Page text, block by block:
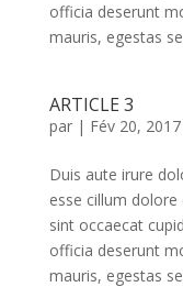
officia deserunt
mauris, egestas
ARTICLE 3
par | Fév 20, 2017
Duis aute irure
esse cillum
sint occaecat
officia deserunt
mauris, egestas